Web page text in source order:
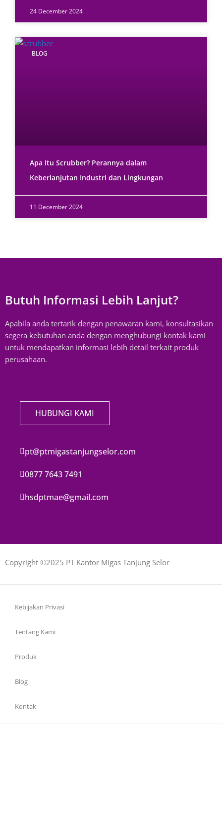
24 December 2024
BLOG
Apa Itu Scrubber? Perannya dalam
Keberlanjutan Industri dan Lingkungan
11 December 2024
Butuh Informasi Lebih Lanjut?
Apabila anda tertarik dengan penawaran kami, konsultasikan
segera kebutuhan anda dengan menghubungi kontak kami
untuk mendapatkan informasi lebih detail terkait produk
perusahaan.
HUBUNGI KAMI
pt@ptmigastanjungselor.com
0877 7643 7491
hsdptmae@gmail.com
Copyright ©2025 PT Kantor Migas Tanjung Selor
Kebijakan Privasi
Tentang Kami
Produk
Blog
Kontak